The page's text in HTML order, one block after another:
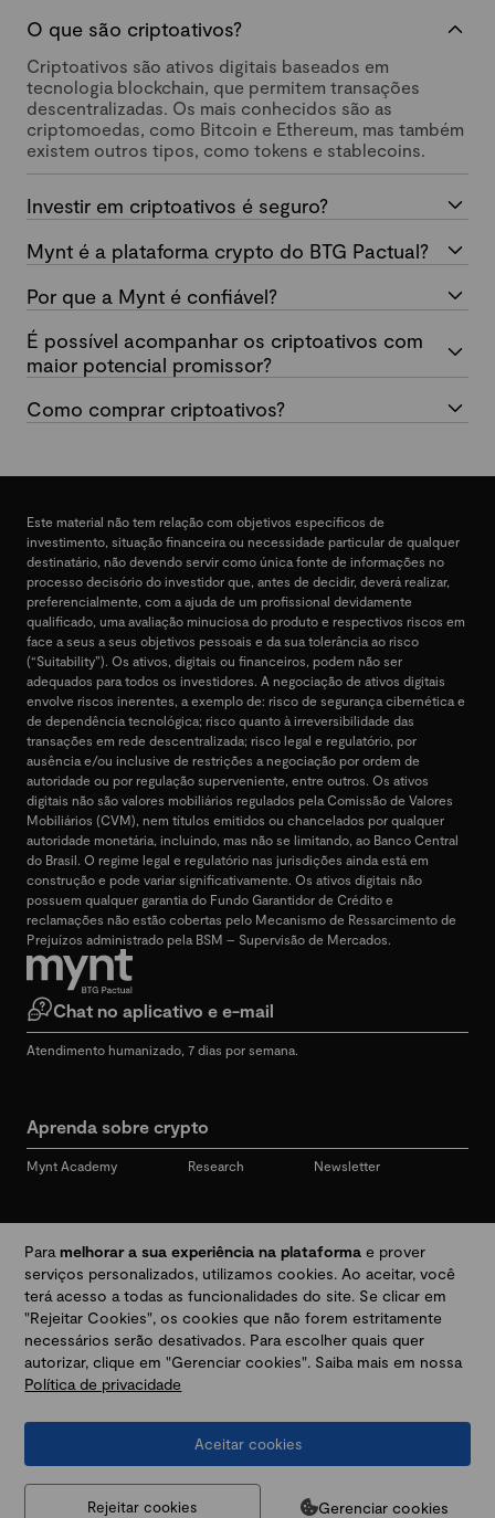
O que são criptoativos?
Criptoativos são ativos digitais baseados em
tecnologia blockchain, que permitem transações
descentralizadas. Os mais conhecidos são as
criptomoedas, como Bitcoin e Ethereum, mas também
existem outros tipos, como tokens e stablecoins.
Investir em criptoativos é seguro?
Mynt é a plataforma crypto do BTG Pactual?
Por que a Mynt é confiável?
É possível acompanhar os criptoativos com
maior potencial promissor?
Como comprar criptoativos?
Este material não tem relação com objetivos específicos de
investimento, situação financeira ou necessidade particular de qualquer
destinatário, não devendo servir como única fonte de informações no
processo decisório do investidor que, antes de decidir, deverá realizar,
preferencialmente, com a ajuda de um profissional devidamente
qualificado, uma avaliação minuciosa do produto e respectivos riscos em
face a seus a seus objetivos pessoais e da sua tolerância ao risco
(“Suitability”). Os ativos, digitais ou financeiros, podem não ser
adequados para todos os investidores. A negociação de ativos digitais
envolve riscos inerentes, a exemplo de: risco de segurança cibernética e
de dependência tecnológica; risco quanto à irreversibilidade das
transações em rede descentralizada; risco legal e regulatório, por
ausência e/ou inclusive de restrições a negociação por ordem de
autoridade ou por regulação superveniente, entre outros. Os ativos
digitais não são valores mobiliários regulados pela Comissão de Valores
Mobiliários (CVM), nem títulos emitidos ou chancelados por qualquer
autoridade monetária, incluindo, mas não se limitando, ao Banco Central
do Brasil. O regime legal e regulatório nas jurisdições ainda está em
construção e pode variar significativamente. Os ativos digitais não
possuem qualquer garantia do Fundo Garantidor de Crédito e
reclamações não estão cobertas pelo Mecanismo de Ressarcimento de
Prejuízos administrado pela BSM – Supervisão de Mercados.
Aprenda sobre crypto
Mynt Academy Research Newsletter
Chat no aplicativo e e-mail
Atendimento humanizado, 7 dias por semana.
Redes sociais
Desbloqueie seu mundo crypto
Av. Brigadeiro Faria Lima, 3447, 9 andar - sala 11 - Itaim Bibi - São Paulo, SP, 04538-133,
Prevenção a golpes e fraudes|Regulamentos
Paramelhorar a sua experiência na plataforma e prover
serviços personalizados, utilizamos cookies. Ao aceitar, você
terá acesso a todas as funcionalidades do site. Se clicar em
"Rejeitar Cookies", os cookies que não forem estritamente
necessários serão desativados. Para escolher quais quer
autorizar, clique em "Gerenciar cookies". Saiba mais em nossa
Política de privacidade
Gerenciar cookies
Aceitar cookies
Rejeitar cookies